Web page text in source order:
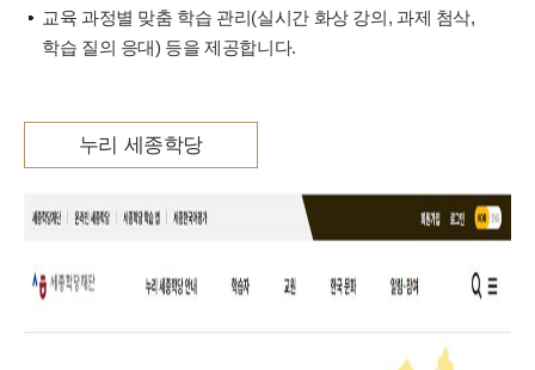
교육 과정별 맞춤 학습 관리(실시간 화상 강의, 과제 첨삭,
학습 질의 응대) 등을 제공합니다.
누리 세종학당